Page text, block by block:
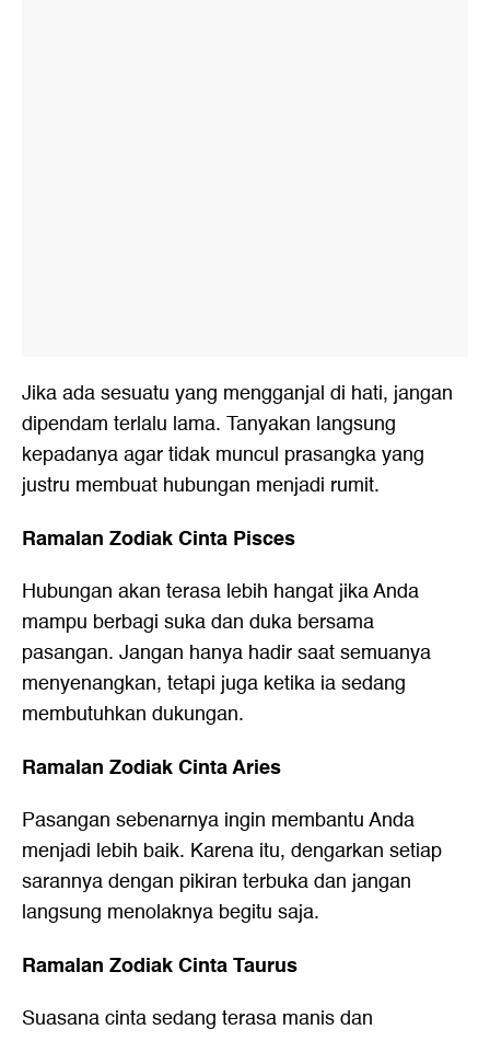
Jika ada sesuatu yang mengganjal di hati, jangan
dipendam terlalu lama. Tanyakan langsung
kepadanya agar tidak muncul prasangka yang
justru membuat hubungan menjadi rumit.
Ramalan Zodiak Cinta Pisces
Hubungan akan terasa lebih hangat jika Anda
mampu berbagi suka dan duka bersama
pasangan. Jangan hanya hadir saat semuanya
menyenangkan, tetapi juga ketika ia sedang
membutuhkan dukungan.
Ramalan Zodiak Cinta Aries
Pasangan sebenarnya ingin membantu Anda
menjadi lebih baik. Karena itu, dengarkan setiap
sarannya dengan pikiran terbuka dan jangan
langsung menolaknya begitu saja.
Ramalan Zodiak Cinta Taurus
Suasana cinta sedang terasa manis dan